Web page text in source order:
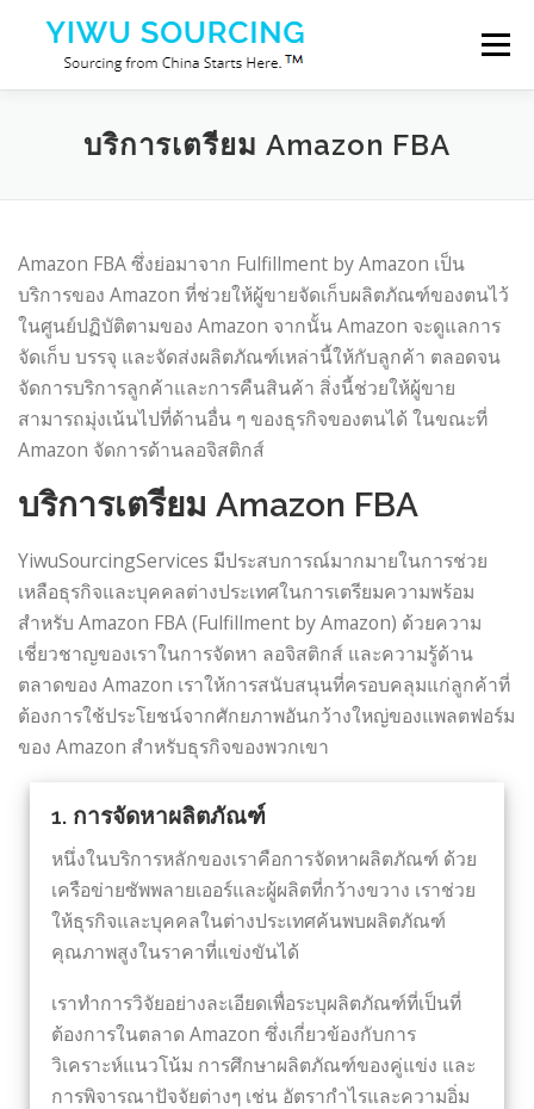
Skip to content
Menu
บริการ เมืองอี้หวู่ Blog เกี่ยวกับเรา
บริการเตรียม Amazon FBA
Amazon FBA ซึ่งย่อมาจาก Fulfillment by Amazon เป็น
บริการของ Amazon ที่ช่วยให้ผู้ขายจัดเก็บผลิตภัณฑ์ของตนไว้
ในศูนย์ปฏิบัติตามของ Amazon จากนั้น Amazon จะดูแลการ
จัดเก็บ บรรจุ และจัดส่งผลิตภัณฑ์เหล่านี้ให้กับลูกค้า ตลอดจน
จัดการบริการลูกค้าและการคืนสินค้า สิ่งนี้ช่วยให้ผู้ขาย
สามารถมุ่งเน้นไปที่ด้านอื่น ๆ ของธุรกิจของตนได้ ในขณะที่
Amazon จัดการด้านลอจิสติกส์
บริการเตรียม Amazon FBA
YiwuSourcingServices มีประสบการณ์มากมายในการช่วย
เหลือธุรกิจและบุคคลต่างประเทศในการเตรียมความพร้อม
สำหรับ Amazon FBA (Fulfillment by Amazon) ด้วยความ
เชี่ยวชาญของเราในการจัดหา ลอจิสติกส์ และความรู้ด้าน
ตลาดของ Amazon เราให้การสนับสนุนที่ครอบคลุมแก่ลูกค้าที่
ต้องการใช้ประโยชน์จากศักยภาพอันกว้างใหญ่ของแพลตฟอร์ม
ของ Amazon สำหรับธุรกิจของพวกเขา
1. การจัดหาผลิตภัณฑ์
หนึ่งในบริการหลักของเราคือการจัดหาผลิตภัณฑ์ ด้วย
เครือข่ายซัพพลายเออร์และผู้ผลิตที่กว้างขวาง เราช่วย
ให้ธุรกิจและบุคคลในต่างประเทศค้นพบผลิตภัณฑ์
คุณภาพสูงในราคาที่แข่งขันได้
เราทำการวิจัยอย่างละเอียดเพื่อระบุผลิตภัณฑ์ที่เป็นที่
ต้องการในตลาด Amazon ซึ่งเกี่ยวข้องกับการ
วิเคราะห์แนวโน้ม การศึกษาผลิตภัณฑ์ของคู่แข่ง และ
การพิจารณาปัจจัยต่างๆ เช่น อัตรากำไรและความอิ่ม